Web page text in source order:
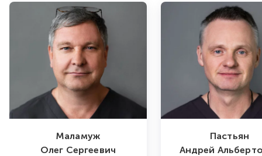
Маламуж
Олег Сергеевич
Пастьян
Андрей